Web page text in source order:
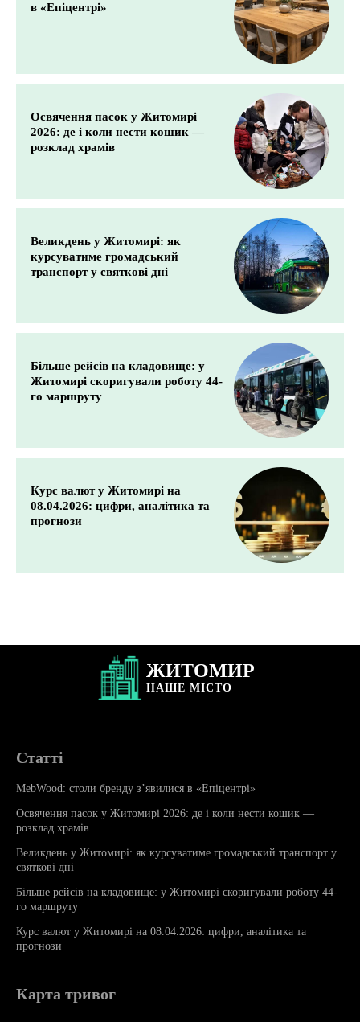
в «Епіцентрі»
Освячення пасок у Житомирі
2026: де і коли нести кошик —
розклад храмів
Великдень у Житомирі: як
курсуватиме громадський
транспорт у святкові дні
Більше рейсів на кладовище: у
Житомирі скоригували роботу 44-
го маршруту
Курс валют у Житомирі на
08.04.2026: цифри, аналітика та
прогнози
ЖИТОМИР
НАШЕ МІСТО
Статті
MebWood: столи бренду з’явилися в «Епіцентрі»
Освячення пасок у Житомирі 2026: де і коли нести кошик —
розклад храмів
Великдень у Житомирі: як курсуватиме громадський транспорт у
святкові дні
Більше рейсів на кладовище: у Житомирі скоригували роботу 44-
го маршруту
Курс валют у Житомирі на 08.04.2026: цифри, аналітика та
прогнози
Карта тривог